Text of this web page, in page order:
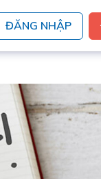
ĐĂNG NHẬP